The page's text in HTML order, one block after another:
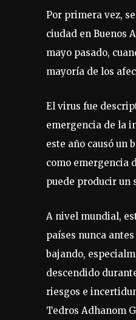
Por primera vez,
ciudad en Buenos
mayo pasado,
mayoría de los
El virus fue
emergencia de la
este año causó un
como emergencia
puede producir un
A nivel mundial,
países nunca
bajando,
descendido
riesgos e
Tedros Adhanom